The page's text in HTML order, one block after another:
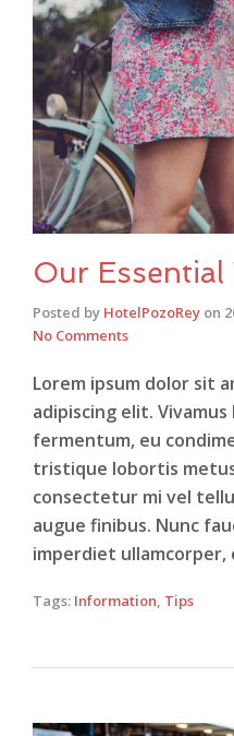
Our
Posted by HotelPozoRey on
No Comments
Lorem ipsum dolor sit
adipiscing elit.
fermentum, eu
tristique lobortis
consectetur mi vel
augue finibus. Nunc
imperdiet
Tags: Information, Tips